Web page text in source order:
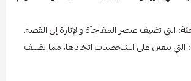
التي تضيف عنصر المفاجأة والإثارة إلى القصة.
التي يتعين على الشخصيات اتخاذها، مما يضيف